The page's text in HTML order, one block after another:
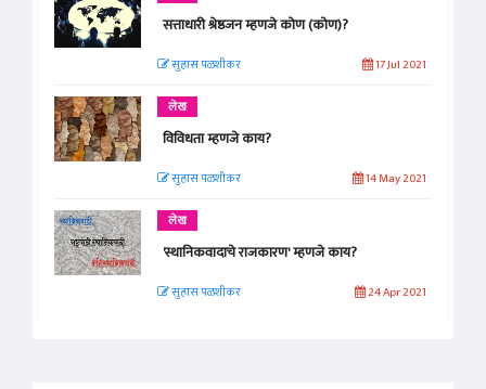
सत्ताधारी श्रेष्ठजन म्हणजे कोण (कोण)?
सुहास पळशीकर 17 Jul 2021
लेख
विविधता म्हणजे काय?
सुहास पळशीकर 14 May 2021
लेख
'स्थानिकवादाचे राजकारण' म्हणजे काय?
सुहास पळशीकर 24 Apr 2021